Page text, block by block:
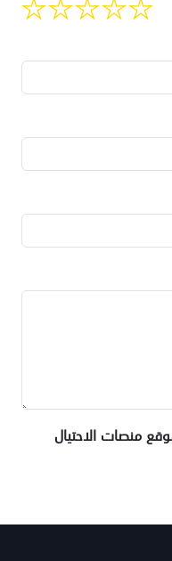
منصات الاحتيال